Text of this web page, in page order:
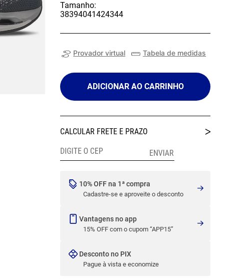
Tamanho:
38394041424344
Provador virtual Tabela de medidas
ADICIONAR AO CARRINHO
10% OFF na 1ª compra
Cadastre-se e aproveite o desconto
Vantagens no app
15% OFF com o cupom “APP15”
Desconto no PIX
Pague à vista e economize